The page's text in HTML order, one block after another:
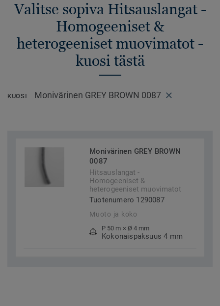
Valitse sopiva Hitsauslangat -
Homogeeniset &
heterogeeniset muovimatot -
kuosi tästä
KUOSI Monivärinen GREY BROWN 0087
Monivärinen GREY BROWN
0087
Hitsauslangat -
Homogeeniset &
heterogeeniset muovimatot
Tuotenumero 1290087
Muoto ja koko
P 50 m × Ø 4 mm
Kokonaispaksuus 4 mm